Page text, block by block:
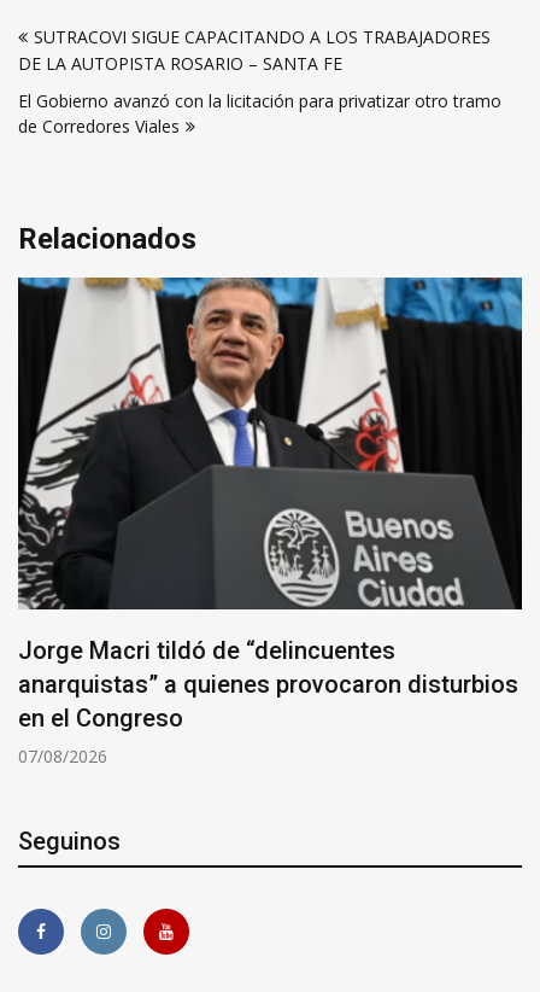
de
entradas
SUTRACOVI SIGUE CAPACITANDO A LOS TRABAJADORES
DE LA AUTOPISTA ROSARIO – SANTA FE
El Gobierno avanzó con la licitación para privatizar otro tramo
de Corredores Viales
Relacionados
Jorge Macri tildó de “delincuentes
anarquistas” a quienes provocaron disturbios
en el Congreso
07/08/2026
Seguinos